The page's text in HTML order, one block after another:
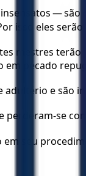
insensatos —
isso eles
mestres
em pecado
adultério e são
perderam-se
em seu